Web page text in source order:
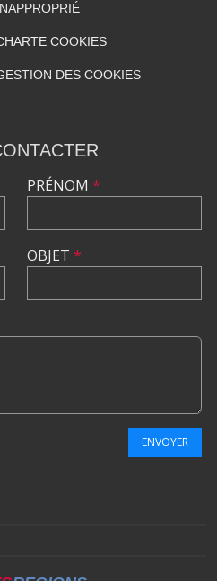
COOKIES
DES COOKIES
PRÉNOM *
OBJET *
ENVOYER